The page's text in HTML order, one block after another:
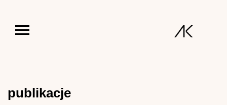
publikacje